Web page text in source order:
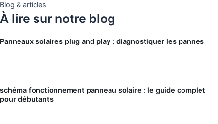
Blog & articles
À lire sur notre blog
Panneaux solaires plug and play : diagnostiquer les pannes
schéma fonctionnement panneau solaire : le guide complet
pour débutants